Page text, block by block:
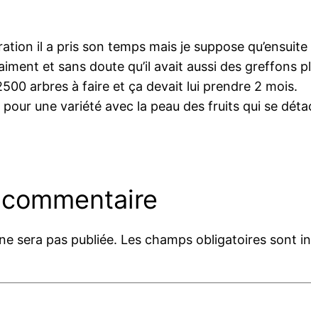
il a pris son temps mais je suppose
et sans doute qu’il avait aussi des greffons
arbres à faire et ça devait lui prendre 2 mois.
une variété avec la peau des fruits qui se
sera pas publiée. Les champs obligatoires sont